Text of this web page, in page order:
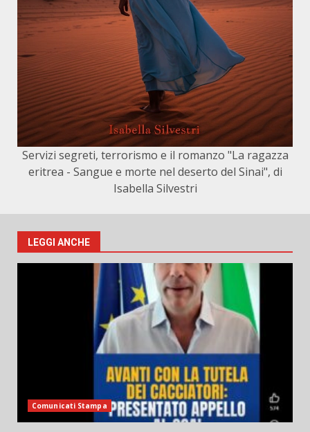
Servizi segreti, terrorismo e il romanzo "La ragazza
eritrea - Sangue e morte nel deserto del Sinai", di
Isabella Silvestri
LEGGI ANCHE
Comunicati Stampa